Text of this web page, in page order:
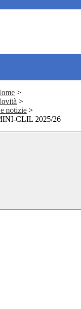
>
>
notizie >
CLIL 2025/26